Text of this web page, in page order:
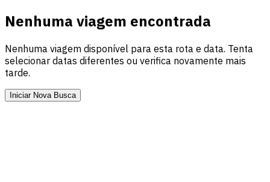
Nenhuma viagem encontrada
Nenhuma viagem disponível para esta rota e data. Tenta
selecionar datas diferentes ou verifica novamente mais
tarde.
Iniciar Nova Busca